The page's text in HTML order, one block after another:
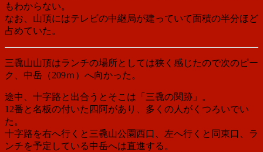
もわからない。
なお、山頂にはテレビの中継局が建っていて面積の半分ほど
占めていた。
三毳山山頂はランチの場所としては狭く感じたので次のピー
ク、中岳 （209ｍ） へ向かった。
途中、十字路と出合うとそこは「三毳の関跡」。
12番と名板の付いた四阿があり、多くの人がくつろいでい
た。
十字路を右へ行くと三毳山公園西口、左へ行くと同東口、ラ
ンチを予定している中岳へは直進する。